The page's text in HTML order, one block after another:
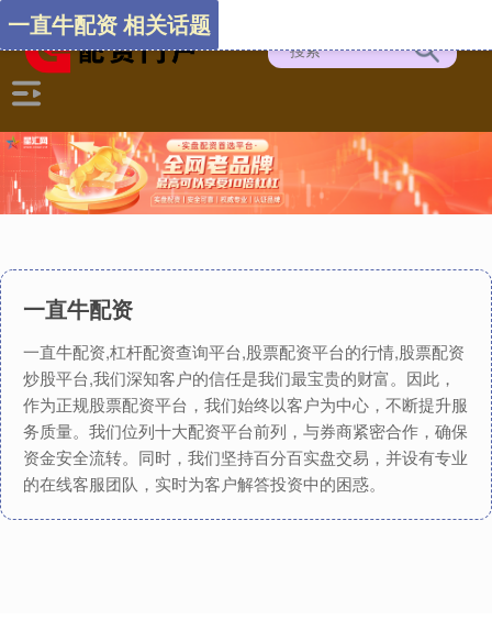
一直牛配资
一直牛配资,杠杆配资查询平台,股票配资平台的行情,股票配资
炒股平台,我们深知客户的信任是我们最宝贵的财富。因此，
作为正规股票配资平台，我们始终以客户为中心，不断提升服
务质量。我们位列十大配资平台前列，与券商紧密合作，确保
资金安全流转。同时，我们坚持百分百实盘交易，并设有专业
的在线客服团队，实时为客户解答投资中的困惑。
一直牛配资 相关话题